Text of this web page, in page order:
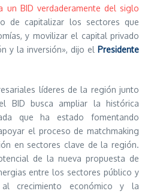
un BID verdaderamente del siglo
de capitalizar los sectores que
y movilizar el capital privado
y la inversión», dijo el Presidente
líderes de la región junto
BID busca ampliar la histórica
que ha estado fomentando
el proceso de matchmaking
en sectores clave de la región.
de la nueva propuesta de
entre los sectores público y
crecimiento económico y la